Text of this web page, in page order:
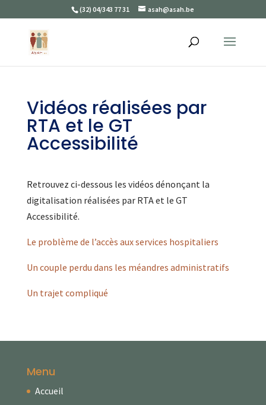
(32) 04/343 77 31 asah@asah.be
Vidéos réalisées par
RTA et le GT
Accessibilité
Retrouvez ci-dessous les vidéos dénonçant la
digitalisation réalisées par RTA et le GT
Accessibilité.
Le problème de l’accès aux services hospitaliers
Un couple perdu dans les méandres administratifs
Un trajet compliqué
Menu
Accueil